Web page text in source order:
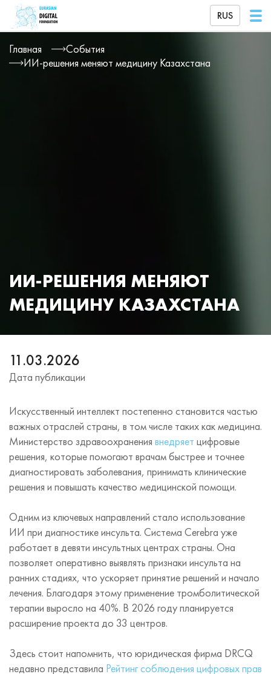
RUS
Главная
События
ИИ‑решения меняют медицину Казахстана
ИИ‑РЕШЕНИЯ МЕНЯЮТ
МЕДИЦИНУ КАЗАХСТАНА
11.03.2026
Дата публикации
Искусственный интеллект постепенно становится частью
важных отраслей страны, в том числе таких как медицина.
Министерство здравоохранения внедряет цифровые
решения, которые помогают врачам быстрее и точнее
диагностировать заболевания, принимать клинические
решения и повышать качество медицинской помощи.
Одним из ключевых направлений стало использование
ИИ при диагностике инсульта. Система Cerebra уже
работает в девяти инсультных центрах страны. Она
позволяет оперативно выявлять признаки инсульта на
ранних стадиях, что ускоряет принятие решений и начало
лечения. Благодаря этому применение тромболитической
терапии выросло на 40%. В 2026 году планируется
расширение проекта до 33 центров.
Здесь стоит напомнить, что юридическая фирма DRCQ
недавно представила Рейтинг соблюдения цифровых прав